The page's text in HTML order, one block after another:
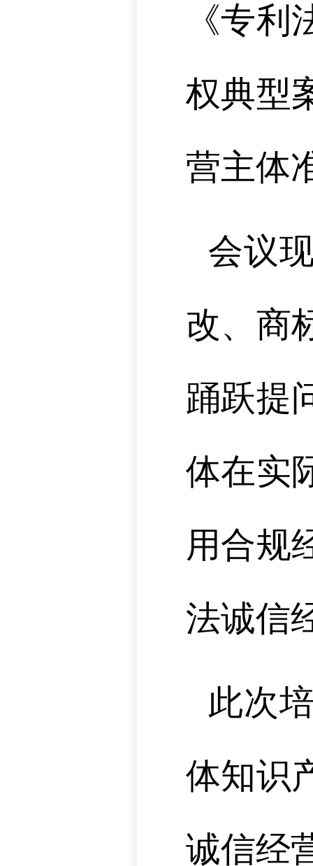
《专
权典型
营主体
会议
改、商
踊跃提
体在实
用合规
法诚信
此次
体知识
诚信经